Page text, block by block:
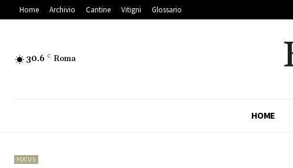
Home Archivio Cantine Vitigni Glossario
30.6 C Roma
HOME
FOCUS